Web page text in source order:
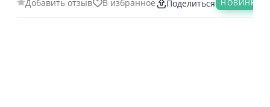
Добавить отзыв В избранное Поделиться НОВИНКА